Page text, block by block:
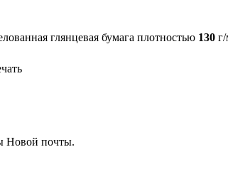
глянцевая бумага плотностью 130 г/
Новой почты.